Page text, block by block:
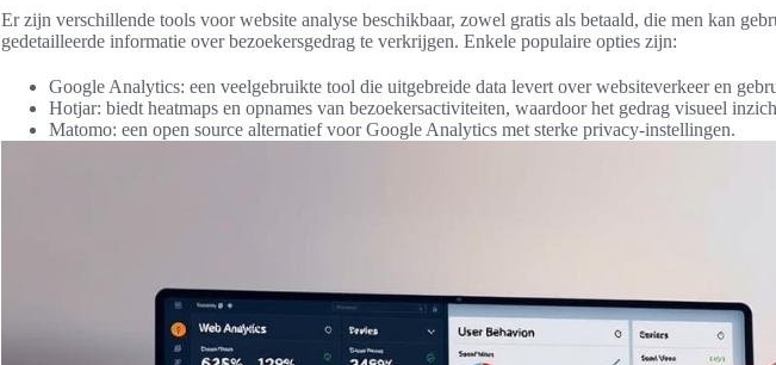
Er zijn verschillende tools voor website analyse beschikbaar, zowel gratis als betaald, die men kan
gedetailleerde informatie over bezoekersgedrag te verkrijgen. Enkele populaire opties zijn:
Google Analytics: een veelgebruikte tool die uitgebreide data levert over websiteverkeer en
Hotjar: biedt heatmaps en opnames van bezoekersactiviteiten, waardoor het gedrag visueel
Matomo: een open source alternatief voor Google Analytics met sterke privacy-instellingen.